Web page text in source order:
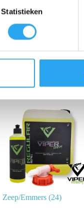
Statistieken
Zeep/Emmers(24)